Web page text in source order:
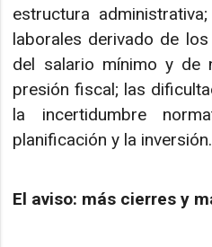
estructura
laborales derivado de
del salario mínimo y de
presión fiscal; las
la incertidumbre
planificación y la inversión.
El aviso: más cierres y